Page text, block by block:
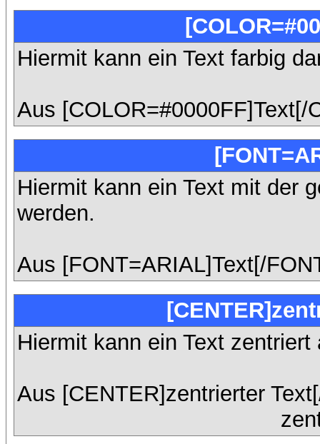
Hiermit kann ein Text farbig
Aus [COLOR=#0000FF]Text[/
Hiermit kann ein Text mit der
werden.
Aus [FONT=ARIAL]Text[/
Hiermit kann ein Text
Aus [CENTER]zentrierter